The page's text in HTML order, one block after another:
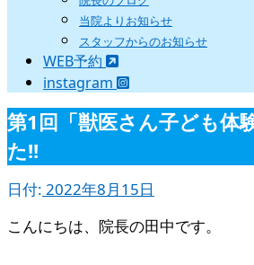
当院よりお知らせ
スタッフからのお知らせ
WEB予約
instagram
第1回「獣医さん子ども体
た!!
日付: 2022年8月15日
こんにちは、院長の田中です。